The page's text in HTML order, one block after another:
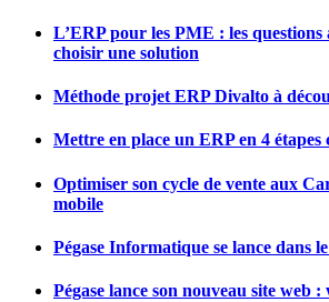
L’ERP pour les PME : les questions
choisir une solution
Méthode projet ERP Divalto à
Mettre en place un ERP en 4 étapes
Optimiser son cycle de vente aux
mobile
Pégase Informatique se lance dans
Pégase lance son nouveau site web